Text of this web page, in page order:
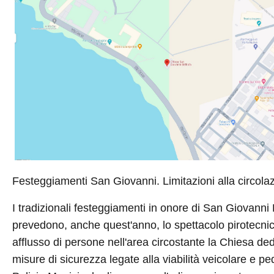
Festeggiamenti San Giovanni. Limitazioni alla
I tradizionali festeggiamenti in onore di San
prevedono, anche quest'anno, lo spettacolo
afflusso di persone nell'area circostante la Chiesa
misure di sicurezza legate alla viabilità veicolare e